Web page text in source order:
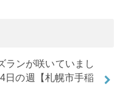
ランが咲いていまし
日の週【札幌市手稲